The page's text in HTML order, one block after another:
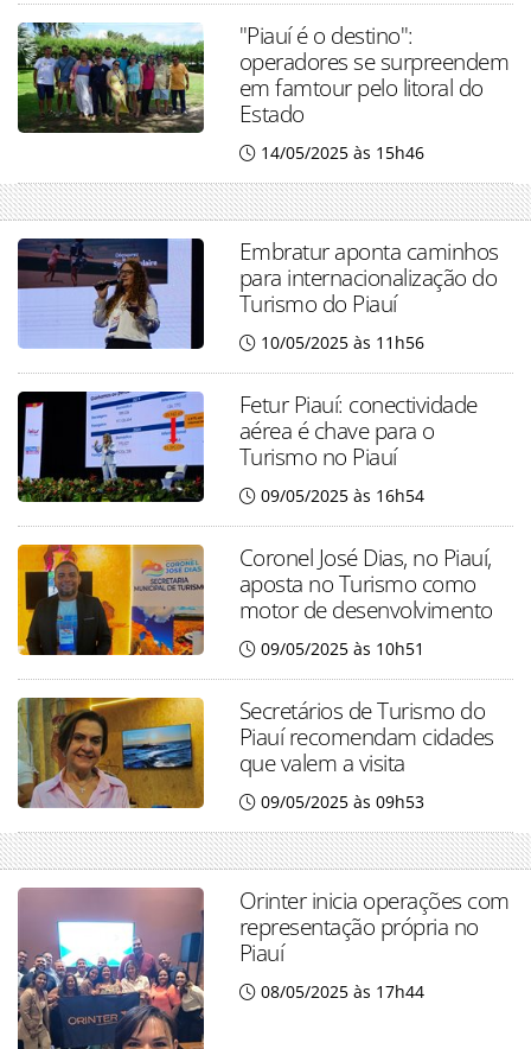
"Piauí é o destino":
operadores se surpreendem
em famtour pelo litoral do
Estado
14/05/2025 às 15h46
Embratur aponta caminhos
para internacionalização do
Turismo do Piauí
10/05/2025 às 11h56
Fetur Piauí: conectividade
aérea é chave para o
Turismo no Piauí
09/05/2025 às 16h54
Coronel José Dias, no Piauí,
aposta no Turismo como
motor de desenvolvimento
09/05/2025 às 10h51
Secretários de Turismo do
Piauí recomendam cidades
que valem a visita
09/05/2025 às 09h53
Orinter inicia operações com
representação própria no
Piauí
08/05/2025 às 17h44